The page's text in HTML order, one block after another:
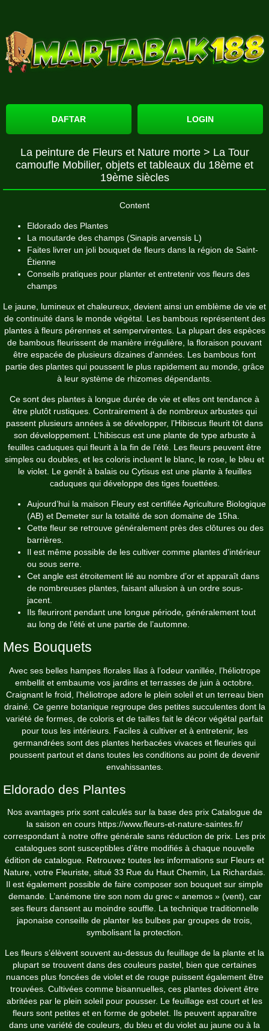
DAFTAR LOGIN
La peinture de Fleurs et Nature morte > La Tour
camoufle Mobilier, objets et tableaux du 18ème et
19ème siècles
Content
Eldorado des Plantes
La moutarde des champs (Sinapis arvensis L)
Faites livrer un joli bouquet de fleurs dans la région de Saint-
Étienne
Conseils pratiques pour planter et entretenir vos fleurs des
champs
Le jaune, lumineux et chaleureux, devient ainsi un emblème de vie et
de continuité dans le monde végétal. Les bambous représentent des
plantes à fleurs pérennes et sempervirentes. La plupart des espèces
de bambous fleurissent de manière irrégulière, la floraison pouvant
être espacée de plusieurs dizaines d'années. Les bambous font
partie des plantes qui poussent le plus rapidement au monde, grâce
à leur système de rhizomes dépendants.
Ce sont des plantes à longue durée de vie et elles ont tendance à
être plutôt rustiques. Contrairement à de nombreux arbustes qui
passent plusieurs années à se développer, l’Hibiscus fleurit tôt dans
son développement. L’hibiscus est une plante de type arbuste à
feuilles caduques qui fleurit à la fin de l’été. Les fleurs peuvent être
simples ou doubles, et les coloris incluent le blanc, le rose, le bleu et
le violet. Le genêt à balais ou Cytisus est une plante à feuilles
caduques qui développe des tiges fouettées.
Aujourd’hui la maison Fleury est certifiée Agriculture Biologique
(AB) et Demeter sur la totalité de son domaine de 15ha.
Cette fleur se retrouve généralement près des clôtures ou des
barrières.
Il est même possible de les cultiver comme plantes d'intérieur
ou sous serre.
Cet angle est étroitement lié au nombre d’or et apparaît dans
de nombreuses plantes, faisant allusion à un ordre sous-
jacent.
Ils fleuriront pendant une longue période, généralement tout
au long de l’été et une partie de l’automne.
Mes Bouquets
Avec ses belles hampes florales lilas à l’odeur vanillée, l’héliotrope
embellit et embaume vos jardins et terrasses de juin à octobre.
Craignant le froid, l’héliotrope adore le plein soleil et un terreau bien
drainé. Ce genre botanique regroupe des petites succulentes dont la
variété de formes, de coloris et de tailles fait le décor végétal parfait
pour tous les intérieurs. Faciles à cultiver et à entretenir, les
germandrées sont des plantes herbacées vivaces et fleuries qui
poussent partout et dans toutes les conditions au point de devenir
envahissantes.
Eldorado des Plantes
Nos avantages prix sont calculés sur la base des prix Catalogue de
la saison en cours https://www.fleurs-et-nature-saintes.fr/
correspondant à notre offre générale sans réduction de prix. Les prix
catalogues sont susceptibles d’être modifiés à chaque nouvelle
édition de catalogue. Retrouvez toutes les informations sur Fleurs et
Nature, votre Fleuriste, situé 33 Rue du Haut Chemin, La Richardais.
Il est également possible de faire composer son bouquet sur simple
demande. L’anémone tire son nom du grec « anemos » (vent), car
ses fleurs dansent au moindre souffle. La technique traditionnelle
japonaise conseille de planter les bulbes par groupes de trois,
symbolisant la protection.
Les fleurs s’élèvent souvent au-dessus du feuillage de la plante et la
plupart se trouvent dans des couleurs pastel, bien que certaines
nuances plus foncées de violet et de rouge puissent également être
trouvées. Cultivées comme bisannuelles, ces plantes doivent être
abritées par le plein soleil pour pousser. Le feuillage est court et les
fleurs sont petites et en forme de gobelet. Ils peuvent apparaître
dans une variété de couleurs, du bleu et du violet au jaune ou à la